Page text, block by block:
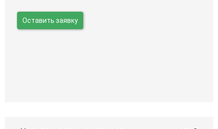
Оставить заявку